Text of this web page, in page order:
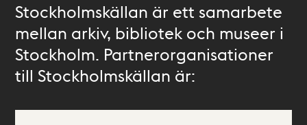
Stockholmskällan är ett samarbete
mellan arkiv, bibliotek och museer i
Stockholm. Partnerorganisationer
till Stockholmskällan är: